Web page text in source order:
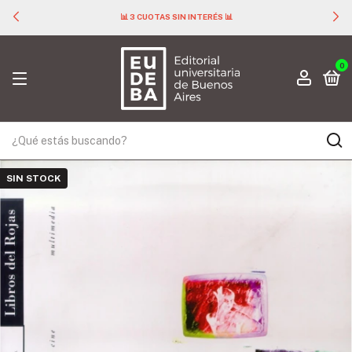
📊 3 CUOTAS SIN INTERÉS 📊
0
SIN STOCK